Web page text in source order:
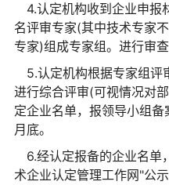
4.认定机构收到企业申报
名评审专家(其中技术专家
专家)组成专家组。进行审查
5.认定机构根据专家组评
进行综合评审(可视情况对
定企业名单，报领导小组备
月底。
6.经认定报备的企业名单
术企业认定管理工作网"公